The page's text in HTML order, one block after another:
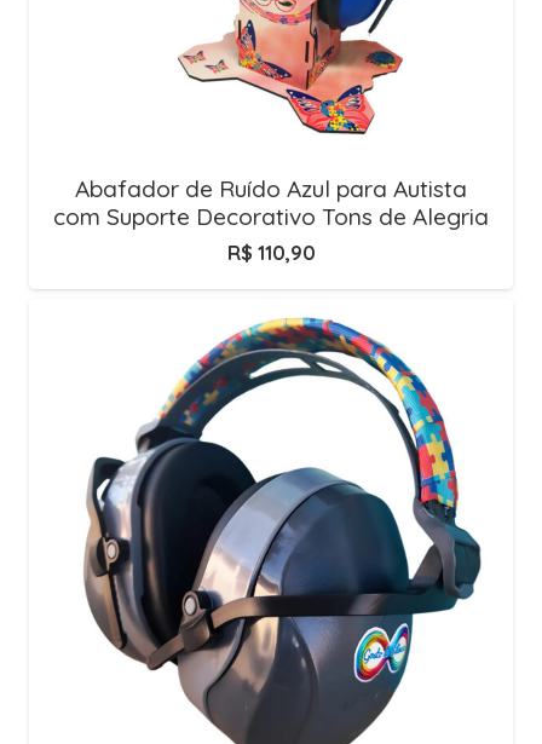
Abafador de Ruído Azul para Autista
com Suporte Decorativo Tons de Alegria
R$ 110,90